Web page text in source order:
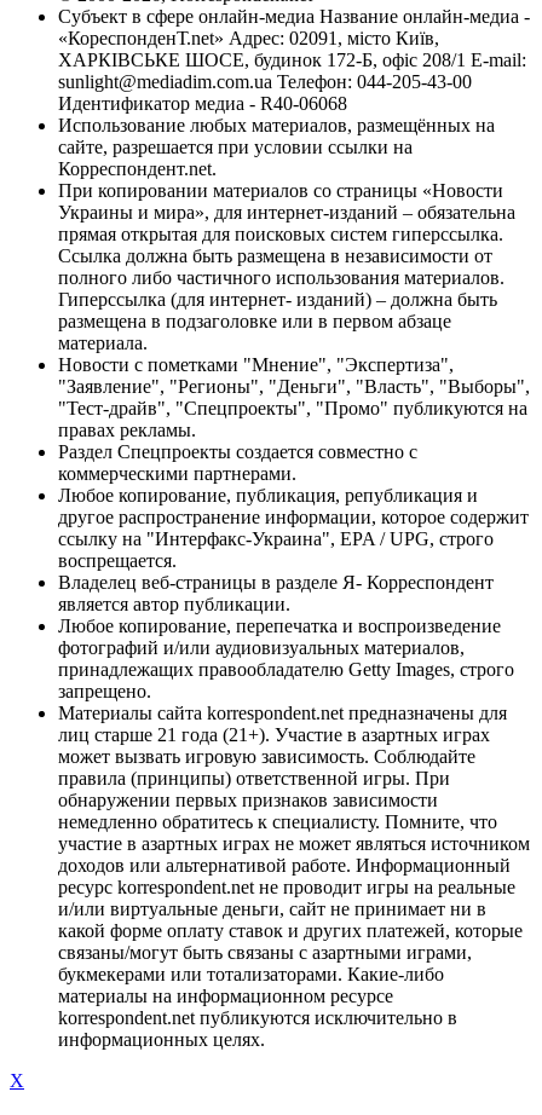
Субъект в сфере онлайн-медиа Название онлайн-медиа -
«КореспонденТ.net» Адрес: 02091, місто Київ,
ХАРКІВСЬКЕ ШОСЕ, будинок 172-Б, офіс 208/1 E-mail:
sunlight@mediadim.com.ua Телефон: 044-205-43-00
Идентификатор медиа - R40-06068
Использование любых материалов, размещённых на
сайте, разрешается при условии ссылки на
Корреспондент.net.
При копировании материалов со страницы «Новости
Украины и мира», для интернет-изданий – обязательна
прямая открытая для поисковых систем гиперссылка.
Ссылка должна быть размещена в независимости от
полного либо частичного использования материалов.
Гиперссылка (для интернет- изданий) – должна быть
размещена в подзаголовке или в первом абзаце
материала.
Новости с пометками "Мнение", "Экспертиза",
"Заявление", "Регионы", "Деньги", "Власть", "Выборы",
"Тест-драйв", "Спецпроекты", "Промо" публикуются на
правах рекламы.
Раздел Спецпроекты создается совместно с
коммерческими партнерами.
Любое копирование, публикация, републикация и
другое распространение информации, которое содержит
ссылку на "Интерфакс-Украина", EPA / UPG, строго
воспрещается.
Владелец веб-страницы в разделе Я- Корреспондент
является автор публикации.
Любое копирование, перепечатка и воспроизведение
фотографий и/или аудиовизуальных материалов,
принадлежащих правообладателю Getty Images, строго
запрещено.
Материалы сайта korrespondent.net предназначены для
лиц старше 21 года (21+). Участие в азартных играх
может вызвать игровую зависимость. Соблюдайте
правила (принципы) ответственной игры. При
обнаружении первых признаков зависимости
немедленно обратитесь к специалисту. Помните, что
участие в азартных играх не может являться источником
доходов или альтернативой работе. Информационный
ресурс korrespondent.net не проводит игры на реальные
и/или виртуальные деньги, сайт не принимает ни в
какой форме оплату ставок и других платежей, которые
связаны/могут быть связаны с азартными играми,
букмекерами или тотализаторами. Какие-либо
материалы на информационном ресурсе
korrespondent.net публикуются исключительно в
информационных целях.
X